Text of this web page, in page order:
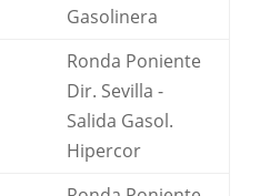
Gasolinera
Ronda Poniente
Dir. Sevilla -
Salida Gasol.
Hipercor